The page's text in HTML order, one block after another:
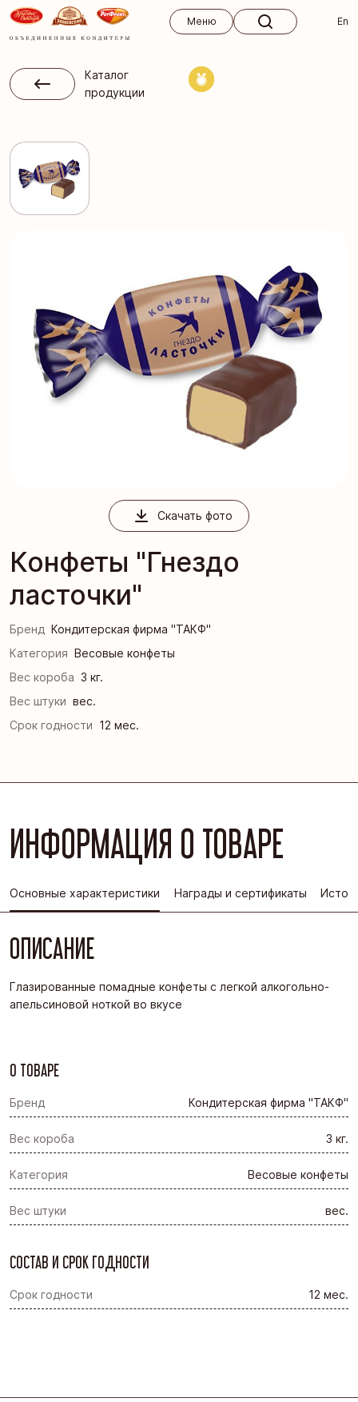
Меню
En
Каталог
продукции
Скачать фото
Конфеты "Гнездо
ласточки"
Бренд Кондитерская фирма "ТАКФ"
Категория Весовые конфеты
Вес короба 3 кг.
Вес штуки вес.
Срок годности 12 мес.
ИНФОРМАЦИЯ О ТОВАРЕ
Основные характеристики Награды и сертификаты
ОПИСАНИЕ
Глазированные помадные конфеты с легкой алкогольно-
апельсиновой ноткой во вкусе
О ТОВАРЕ
Бренд Кондитерская фирма "ТАКФ"
Вес короба 3 кг.
Категория Весовые конфеты
Вес штуки вес.
СОСТАВ И СРОК ГОДНОСТИ
Срок годности 12 мес.